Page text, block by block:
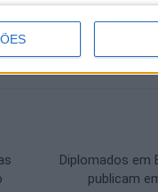
Diplomados em
publicam